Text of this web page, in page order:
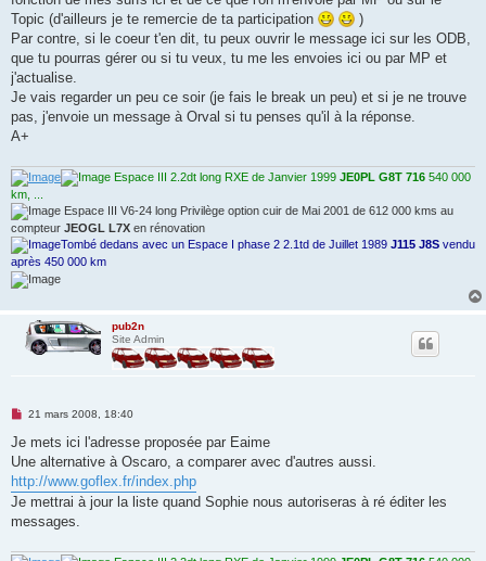
Topic (d'ailleurs je te remercie de ta participation
)
Par contre, si le coeur t'en dit, tu peux ouvrir le message ici sur les ODB,
que tu pourras gérer ou si tu veux, tu me les envoies ici ou par MP et
j'actualise.
Je vais regarder un peu ce soir (je fais le break un peu) et si je ne trouve
pas, j'envoie un message à Orval si tu penses qu'il à la réponse.
A+
Espace III 2.2dt long RXE de Janvier 1999 JE0PL G8T 716 540 000
km, ...
Espace III V6-24 long Privilège option cuir de Mai 2001 de 612 000 kms au
compteur JEOGL L7X en rénovation
Tombé dedans avec un Espace I phase 2 2.1td de Juillet 1989 J115 J8S vendu
après 450 000 km
pub2n
Site Admin
M
s
a
g
e
n
o
n
u
21 mars 2008, 18:40
Je mets ici l'adresse proposée par Eaime
Une alternative à Oscaro, a comparer avec d'autres aussi.
http://www.goflex.fr/index.php
Je mettrai à jour la liste quand Sophie nous autoriseras à ré éditer les
messages.